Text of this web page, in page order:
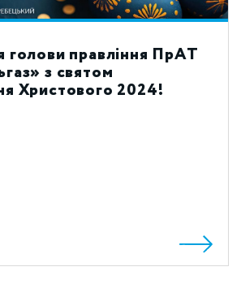
голови правління ПрАТ
з святом
Христового 2024!